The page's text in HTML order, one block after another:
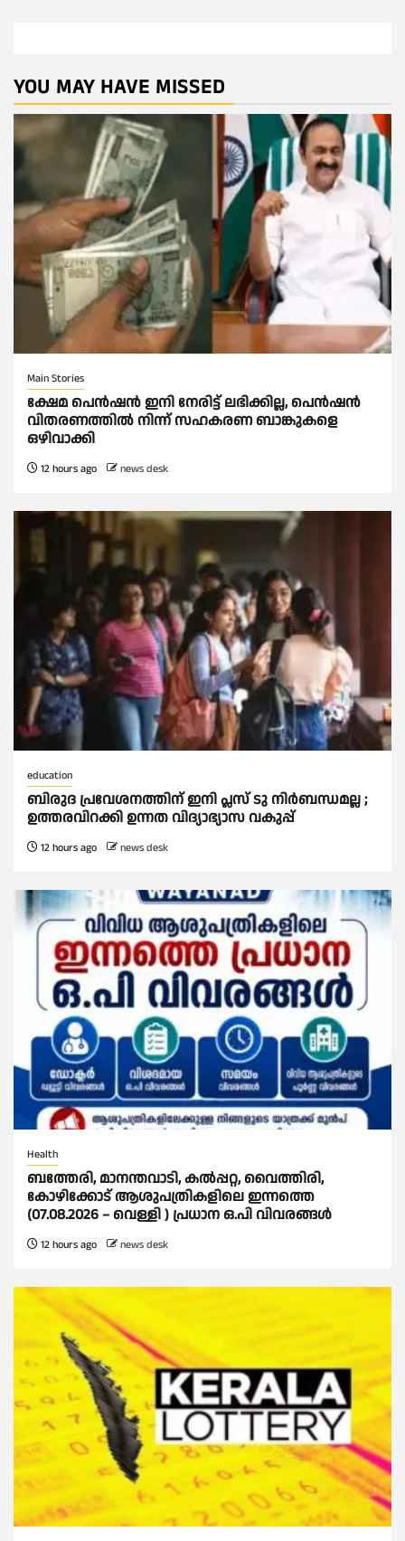
YOU MAY HAVE MISSED
Main Stories
ക്ഷേമ പെൻഷൻ ഇനി നേരിട്ട് ലഭിക്കില്ല, പെൻഷൻ
വിതരണത്തില്‍ നിന്ന് സഹകരണ ബാങ്കുകളെ
ഒഴിവാക്കി
12 hours ago news desk
education
ബിരുദ പ്രവേശനത്തിന് ഇനി പ്ലസ് ടു നിര്‍ബന്ധമല്ല ;
ഉത്തരവിറക്കി ഉന്നത വിദ്യാഭ്യാസ വകുപ്പ്
12 hours ago news desk
Health
ബത്തേരി, മാനന്തവാടി, കൽപ്പറ്റ, വൈത്തിരി,
കോഴിക്കോട് ആശുപത്രികളിലെ ഇന്നത്തെ
(07.08.2026 – വെള്ളി ) പ്രധാന ഒ.പി വിവരങ്ങൾ
12 hours ago news desk